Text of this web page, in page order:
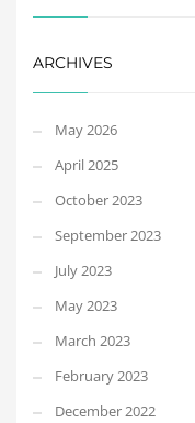
ARCHIVES
May 2026
April 2025
October 2023
September 2023
July 2023
May 2023
March 2023
February 2023
December 2022